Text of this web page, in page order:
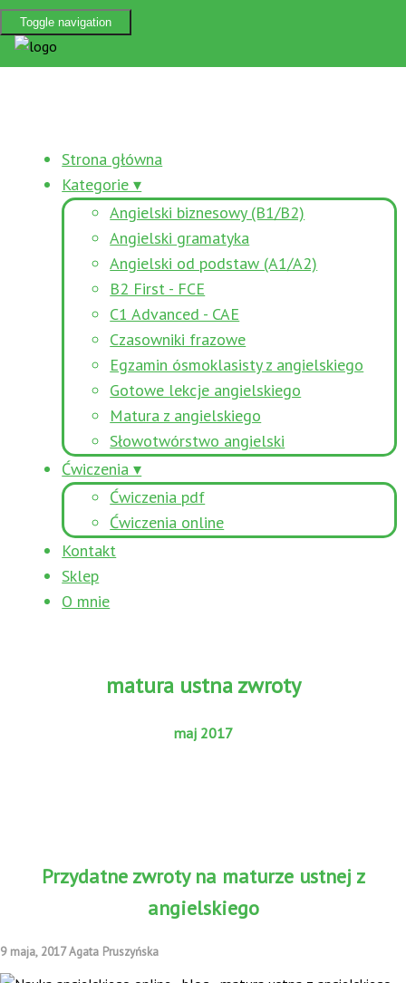
Toggle navigation
Strona główna
Kategorie ▾
Angielski biznesowy (B1/B2)
Angielski gramatyka
Angielski od podstaw (A1/A2)
B2 First - FCE
C1 Advanced - CAE
Czasowniki frazowe
Egzamin ósmoklasisty z angielskiego
Gotowe lekcje angielskiego
Matura z angielskiego
Słowotwórstwo angielski
Ćwiczenia ▾
Ćwiczenia pdf
Ćwiczenia online
Kontakt
Sklep
O mnie
matura ustna zwroty
maj 2017
Przydatne zwroty na maturze ustnej z
angielskiego
9 maja, 2017 Agata Pruszyńska